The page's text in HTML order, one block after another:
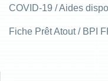
COVID-19 / Aides
Fiche Prêt Atout / BPI